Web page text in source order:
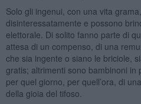
Solo gli ingenui, con una vita
disinteressatamente e possono
elettorale. Di solito fanno parte di
attesa di un compenso, di una
che sia ingente o siano le briciole,
gratis; altrimenti sono bambinoni in
per quel giorno, per quell’ora, di
della gioia del tifoso.